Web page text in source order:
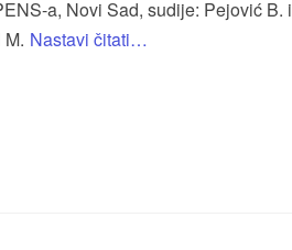
a, Novi Sad, sudije: Pejović B. i
Nastavi čitati…